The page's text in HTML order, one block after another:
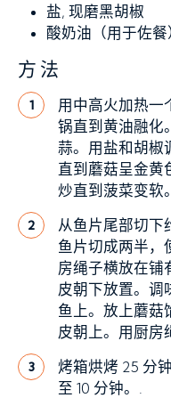
盐, 现磨黑胡椒
酸奶油（用于佐餐
方法
1
用中高火加热一
锅直到黄油融化
蒜。用盐和胡椒
直到蘑菇呈金黄
炒直到菠菜变软
2
从鱼片尾部切下
鱼片切成两半，
房绳子横放在铺
皮朝下放置。调
鱼上。放上蘑菇
皮朝上。用厨房
3
烤箱烘烤 25 分
至 10 分钟。.